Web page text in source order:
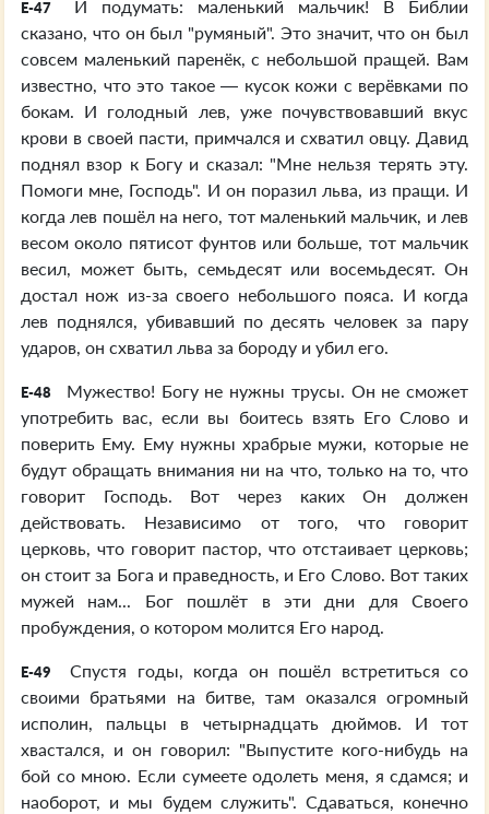
E-47
И подумать: маленький мальчик! В Библии
сказано, что он был "румяный". Это значит, что он был
совсем маленький паренёк, с небольшой пращей. Вам
известно, что это такое — кусок кожи с верёвками по
бокам. И голодный лев, уже почувствовавший вкус
крови в своей пасти, примчался и схватил овцу. Давид
поднял взор к Богу и сказал: "Мне нельзя терять эту.
Помоги мне, Господь". И он поразил льва, из пращи. И
когда лев пошёл на него, тот маленький мальчик, и лев
весом около пятисот фунтов или больше, тот мальчик
весил, может быть, семьдесят или восемьдесят. Он
достал нож из-за своего небольшого пояса. И когда
лев поднялся, убивавший по десять человек за пару
ударов, он схватил льва за бороду и убил его.
E-48
Мужество! Богу не нужны трусы. Он не сможет
употребить вас, если вы боитесь взять Его Слово и
поверить Ему. Ему нужны храбрые мужи, которые не
будут обращать внимания ни на что, только на то, что
говорит Господь. Вот через каких Он должен
действовать. Независимо от того, что говорит
церковь, что говорит пастор, что отстаивает церковь;
он стоит за Бога и праведность, и Его Слово. Вот таких
мужей нам... Бог пошлёт в эти дни для Своего
пробуждения, о котором молится Его народ.
E-49
Спустя годы, когда он пошёл встретиться со
своими братьями на битве, там оказался огромный
исполин, пальцы в четырнадцать дюймов. И тот
хвастался, и он говорил: "Выпустите кого-нибудь на
бой со мною. Если сумеете одолеть меня, я сдамся; и
наоборот, и мы будем служить". Сдаваться, конечно